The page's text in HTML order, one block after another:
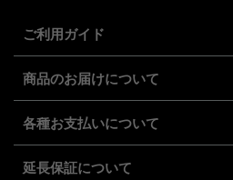
ご利用ガイド
商品のお届けについて
各種お支払いについて
延長保証について